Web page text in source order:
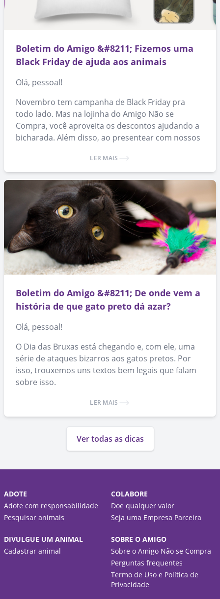
Boletim do Amigo &#8211; Fizemos uma
Black Friday de ajuda aos animais
Olá, pessoal!
Novembro tem campanha de Black Friday pra
todo lado. Mas na lojinha do Amigo Não se
Compra, você aproveita os descontos ajudando a
bicharada. Além disso, ao presentear com nossos
adoção de animais. 🙂LER MAIS
Boletim do Amigo &#8211; De onde vem a
história de que gato preto dá azar?
Olá, pessoal!
O Dia das Bruxas está chegando e, com ele, uma
série de ataques bizarros aos gatos pretos. Por
isso, trouxemos uns textos bem legais que falam
sobre isso.
LER MAIS
Ver todas as dicas
ADOTE
Adote com responsabilidade
Pesquisar animais
COLABORE
Doe qualquer valor
Seja uma Empresa Parceira
DIVULGUE UM ANIMAL
Cadastrar animal
SOBRE O AMIGO
Sobre o Amigo Não se Compra
Perguntas frequentes
Termo de Uso e Política de
Privacidade